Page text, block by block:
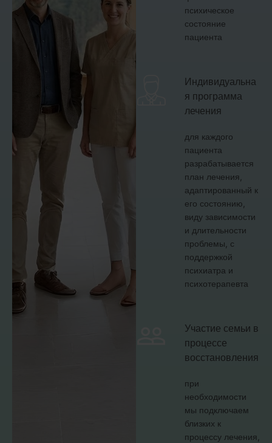
психическое
состояние
пациента
Индивидуальна
я программа
лечения
для каждого
пациента
разрабатывается
план лечения,
адаптированный к
его состоянию,
виду зависимости
и длительности
проблемы, с
поддержкой
психиатра и
психотерапевта
Участие семьи в
процессе
восстановления
при
необходимости
мы подключаем
близких к
процессу лечения,